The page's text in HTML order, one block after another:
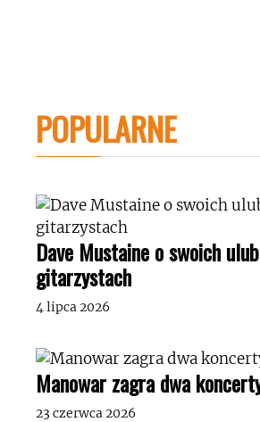
POPULARNE
Dave Mustaine o swoich
gitarzystach
4 lipca 2026
Manowar zagra dwa
23 czerwca 2026